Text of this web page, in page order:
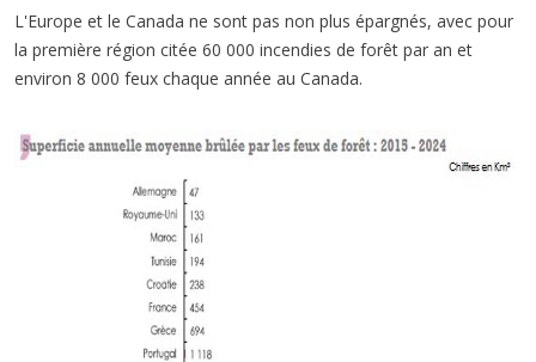
L'Europe et le Canada ne sont pas non plus épargnés, avec pour
la première région citée 60 000 incendies de forêt par an et
environ 8 000 feux chaque année au Canada.